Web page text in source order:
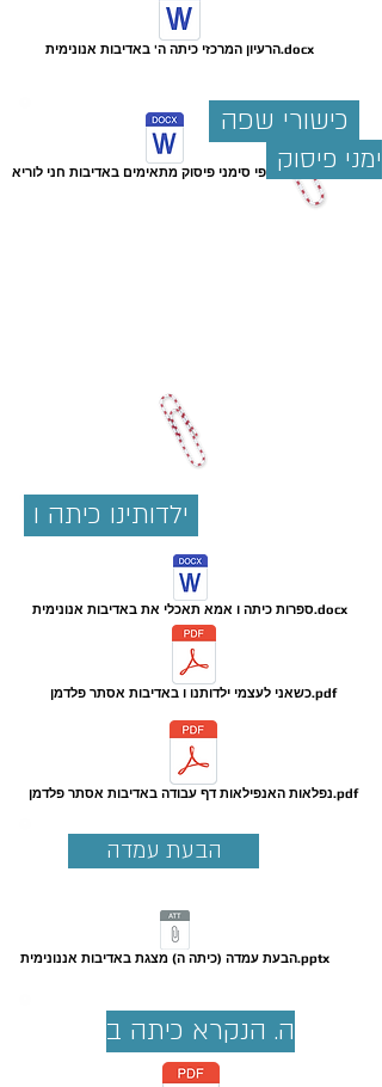
הרעיון המרכזי כיתה ה' באדיבות אנונימית.docx
הוסיפי סימני פיסוק מתאימים באדיבות חני לוריא.doc
כישורי שפה
סימני פיסוק
ילדותינו כיתה ו
ספרות כיתה ו אמא תאכלי את באדיבות אנונימית.docx
כשאני לעצמי ילדותנו ו באדיבות אסתר פלדמן.pdf
נפלאות האנפילאות דף עבודה באדיבות אסתר פלדמן.pdf
הבעת עמדה
הבעת עמדה (כיתה ה) מצגת באדיבות אננונימית.pptx
ה. הנקרא כיתה ב